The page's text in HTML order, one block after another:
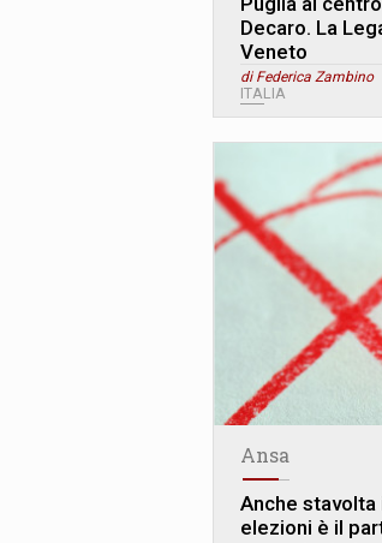
Decaro. La
Veneto
di Federica Zambino
ITALIA
Ansa
Anche
elezioni è il